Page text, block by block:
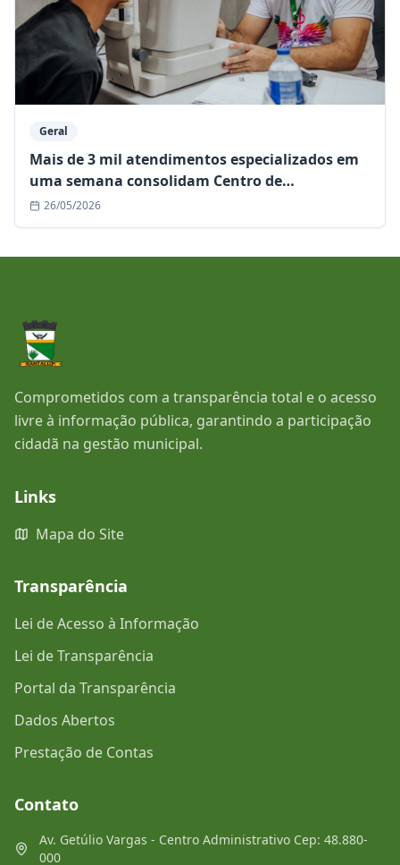
Geral
Mais de 3 mil atendimentos especializados em
uma semana consolidam Centro de
Especialidades como referência regional
26/05/2026
Comprometidos com a transparência total e o acesso
livre à informação pública, garantindo a participação
cidadã na gestão municipal.
Links
Mapa do Site
Transparência
Lei de Acesso à Informação
Lei de Transparência
Portal da Transparência
Dados Abertos
Prestação de Contas
Contato
Av. Getúlio Vargas - Centro Administrativo Cep: 48.880-
000